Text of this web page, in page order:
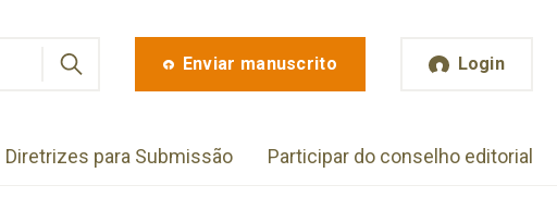
Enviar manuscrito Login
Diretrizes para Submissão Participar do conselho editorial